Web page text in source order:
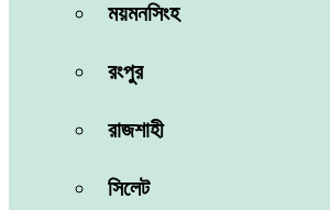
ময়মনসিংহ
রংপুর
রাজশাহী
সিলেট